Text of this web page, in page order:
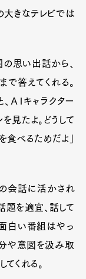
大きなテレビでは
思い出話から、
答えてくれる。
ＡＩキャラクター
見たよ。どうして
べるためだよ」
会話に活かされ
題を適宜、話して
面白い番組はやっ
や意図を汲み取
くれる。